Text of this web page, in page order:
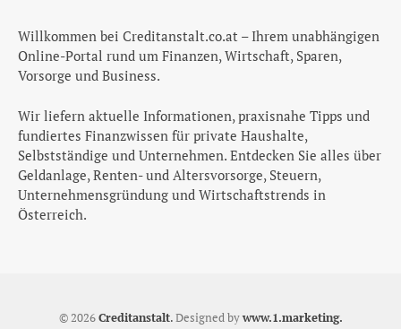
Willkommen bei Creditanstalt.co.at – Ihrem unabhängigen
Online-Portal rund um Finanzen, Wirtschaft, Sparen,
Vorsorge und Business.
Wir liefern aktuelle Informationen, praxisnahe Tipps und
fundiertes Finanzwissen für private Haushalte,
Selbstständige und Unternehmen. Entdecken Sie alles über
Geldanlage, Renten- und Altersvorsorge, Steuern,
Unternehmensgründung und Wirtschaftstrends in
Österreich.
© 2026Creditanstalt.Designed bywww.1.marketing.